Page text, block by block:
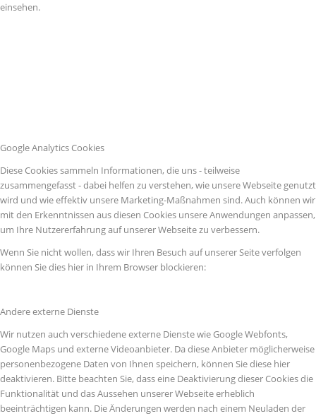
einsehen.
Google Analytics Cookies
Diese Cookies sammeln Informationen, die uns - teilweise
zusammengefasst - dabei helfen zu verstehen, wie unsere Webseite genutzt
wird und wie effektiv unsere Marketing-Maßnahmen sind. Auch können wir
mit den Erkenntnissen aus diesen Cookies unsere Anwendungen anpassen,
um Ihre Nutzererfahrung auf unserer Webseite zu verbessern.
Wenn Sie nicht wollen, dass wir Ihren Besuch auf unserer Seite verfolgen
können Sie dies hier in Ihrem Browser blockieren:
Andere externe Dienste
Wir nutzen auch verschiedene externe Dienste wie Google Webfonts,
Google Maps und externe Videoanbieter. Da diese Anbieter möglicherweise
personenbezogene Daten von Ihnen speichern, können Sie diese hier
deaktivieren. Bitte beachten Sie, dass eine Deaktivierung dieser Cookies die
Funktionalität und das Aussehen unserer Webseite erheblich
beeinträchtigen kann. Die Änderungen werden nach einem Neuladen der